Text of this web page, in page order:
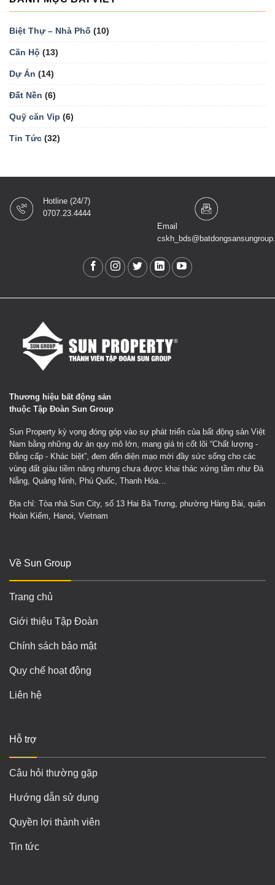
Biệt Thự – Nhà Phố (10)
Căn Hộ (13)
Dự Án (14)
Đất Nền (6)
Quỹ căn Vip (6)
Tin Tức (32)
Hotline (24/7)
0707.23.4444
Email
Thương hiệu bất động sản
thuộc Tập Đoàn Sun Group
Sun Property kỳ vọng đóng góp vào sự phát triển của bất động sản Việt
Nam bằng những dự án quy mô lớn, mang giá trị cốt lõi “Chất lượng -
Đẳng cấp - Khác biệt”, đem đến diện mạo mới đầy sức sống cho các
vùng đất giàu tiềm năng nhưng chưa được khai thác xứng tầm như Đà
Nẵng, Quảng Ninh, Phú Quốc, Thanh Hóa…
Địa chỉ: Tòa nhà Sun City, số 13 Hai Bà Trưng, phường Hàng Bài, quận
Hoàn Kiếm, Hanoi, Vietnam
Về Sun Group
Trang chủ
Giới thiệu Tập Đoàn
Chính sách bảo mật
Quy chế hoạt động
Liên hệ
Hỗ trợ
Câu hỏi thường gặp
Hướng dẫn sử dụng
Quyền lợi thành viên
Tin tức